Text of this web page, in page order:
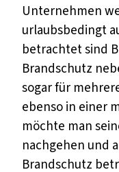
Unternehmen
urlaubsbedingt
betrachtet sind
Brandschutz
sogar für
ebenso in einer
möchte man
nachgehen und
Brandschutz